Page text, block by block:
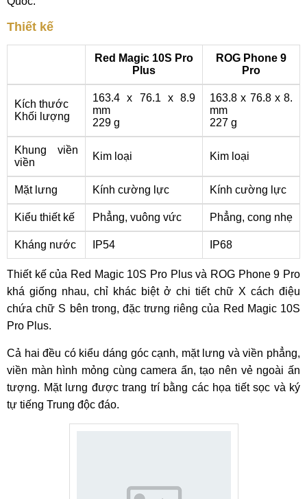
Thiết kế
Red Magic 10S Pro
Plus
ROG Phone 9
Pro
Kích thước
Khối lượng
163.4 x 76.1 x 8.9
mm
229 g
163.8 x 76.8 x 8.
mm
227 g
Khung viền
viền
Kim loại Kim loại
Mặt lưng Kính cường lực Kính cường lực
Kiểu thiết kế Phẳng, vuông vức Phẳng, cong nhẹ
Kháng nước IP54 IP68
Thiết kế của Red Magic 10S Pro Plus và ROG Phone 9 Pro
khá giống nhau, chỉ khác biệt ở chi tiết chữ X cách điệu
chứa chữ S bên trong, đặc trưng riêng của Red Magic 10S
Pro Plus.
Cả hai đều có kiểu dáng góc cạnh, mặt lưng và viền phẳng,
viền màn hình mỏng cùng camera ẩn, tạo nên vẻ ngoài ấn
tượng. Mặt lưng được trang trí bằng các họa tiết sọc và ký
tự tiếng Trung độc đáo.